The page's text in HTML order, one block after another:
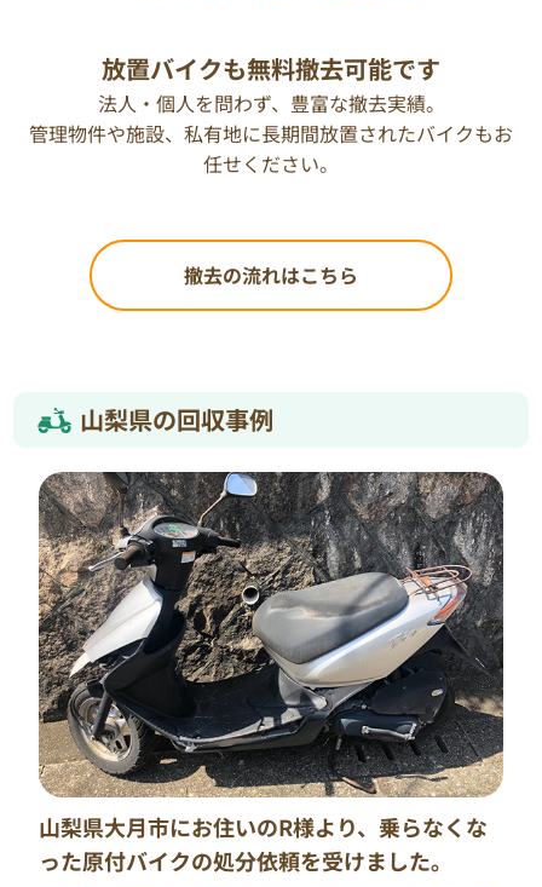
放置バイクも無料撤去可能です
法人・個人を問わず、豊富な撤去実績。
管理物件や施設、私有地に長期間放置されたバイクもお
任せください。
撤去の流れはこちら
山梨県の回収事例
山梨県大月市にお住いのR様より、乗らなくな
った原付バイクの処分依頼を受けました。